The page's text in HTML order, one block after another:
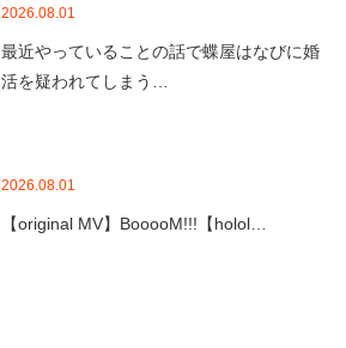
2026.08.01
最近やっていることの話で蝶屋はなびに婚
活を疑われてしまう…
2026.08.01
【original MV】BooooM!!!【holol…